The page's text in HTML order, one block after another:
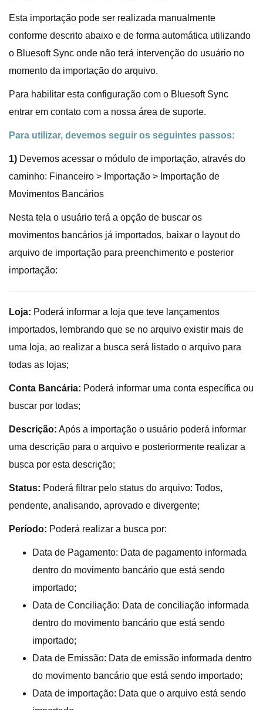
Esta importação pode ser realizada manualmente
conforme descrito abaixo e de forma automática utilizando
o Bluesoft Sync onde não terá intervenção do usuário no
momento da importação do arquivo.
Para habilitar esta configuração com o Bluesoft Sync
entrar em contato com a nossa área de suporte.
Para utilizar, devemos seguir os seguintes passos:
1) Devemos acessar o módulo de importação, através do
caminho: Financeiro > Importação > Importação de
Movimentos Bancários
Nesta tela o usuário terá a opção de buscar os
movimentos bancários já importados, baixar o layout do
arquivo de importação para preenchimento e posterior
importação:
Loja: Poderá informar a loja que teve lançamentos
importados, lembrando que se no arquivo existir mais de
uma loja, ao realizar a busca será listado o arquivo para
todas as lojas;
Conta Bancária: Poderá informar uma conta específica ou
buscar por todas;
Descrição: Após a importação o usuário poderá informar
uma descrição para o arquivo e posteriormente realizar a
busca por esta descrição;
Status: Poderá filtrar pelo status do arquivo: Todos,
pendente, analisando, aprovado e divergente;
Período: Poderá realizar a busca por:
Data de Pagamento: Data de pagamento informada
dentro do movimento bancário que está sendo
importado;
Data de Conciliação: Data de conciliação informada
dentro do movimento bancário que está sendo
importado;
Data de Emissão: Data de emissão informada dentro
do movimento bancário que está sendo importado;
Data de importação: Data que o arquivo está sendo